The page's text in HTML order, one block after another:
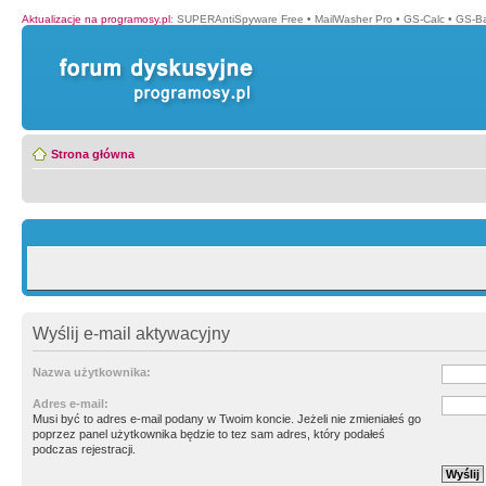
Aktualizacje na programosy.pl: SUPERAntiSpyware Free • MailWasher Pro • GS-Calc • GS-
Strona główna
Wyślij e-mail aktywacyjny
Nazwa użytkownika:
Adres e-mail:
Musi być to adres e-mail podany w Twoim koncie. Jeżeli nie zmieniałeś go
poprzez panel użytkownika będzie to tez sam adres, który podałeś
podczas rejestracji.